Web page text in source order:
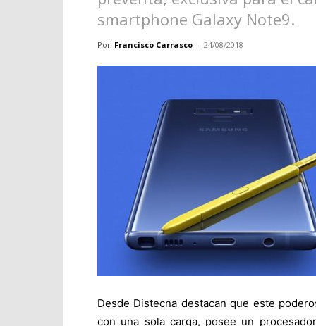
smartphone Galaxy Note9.
Por Francisco Carrasco - 24/08/2018
Desde Distecna destacan que este
con una sola carga, posee un